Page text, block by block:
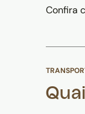
Confira